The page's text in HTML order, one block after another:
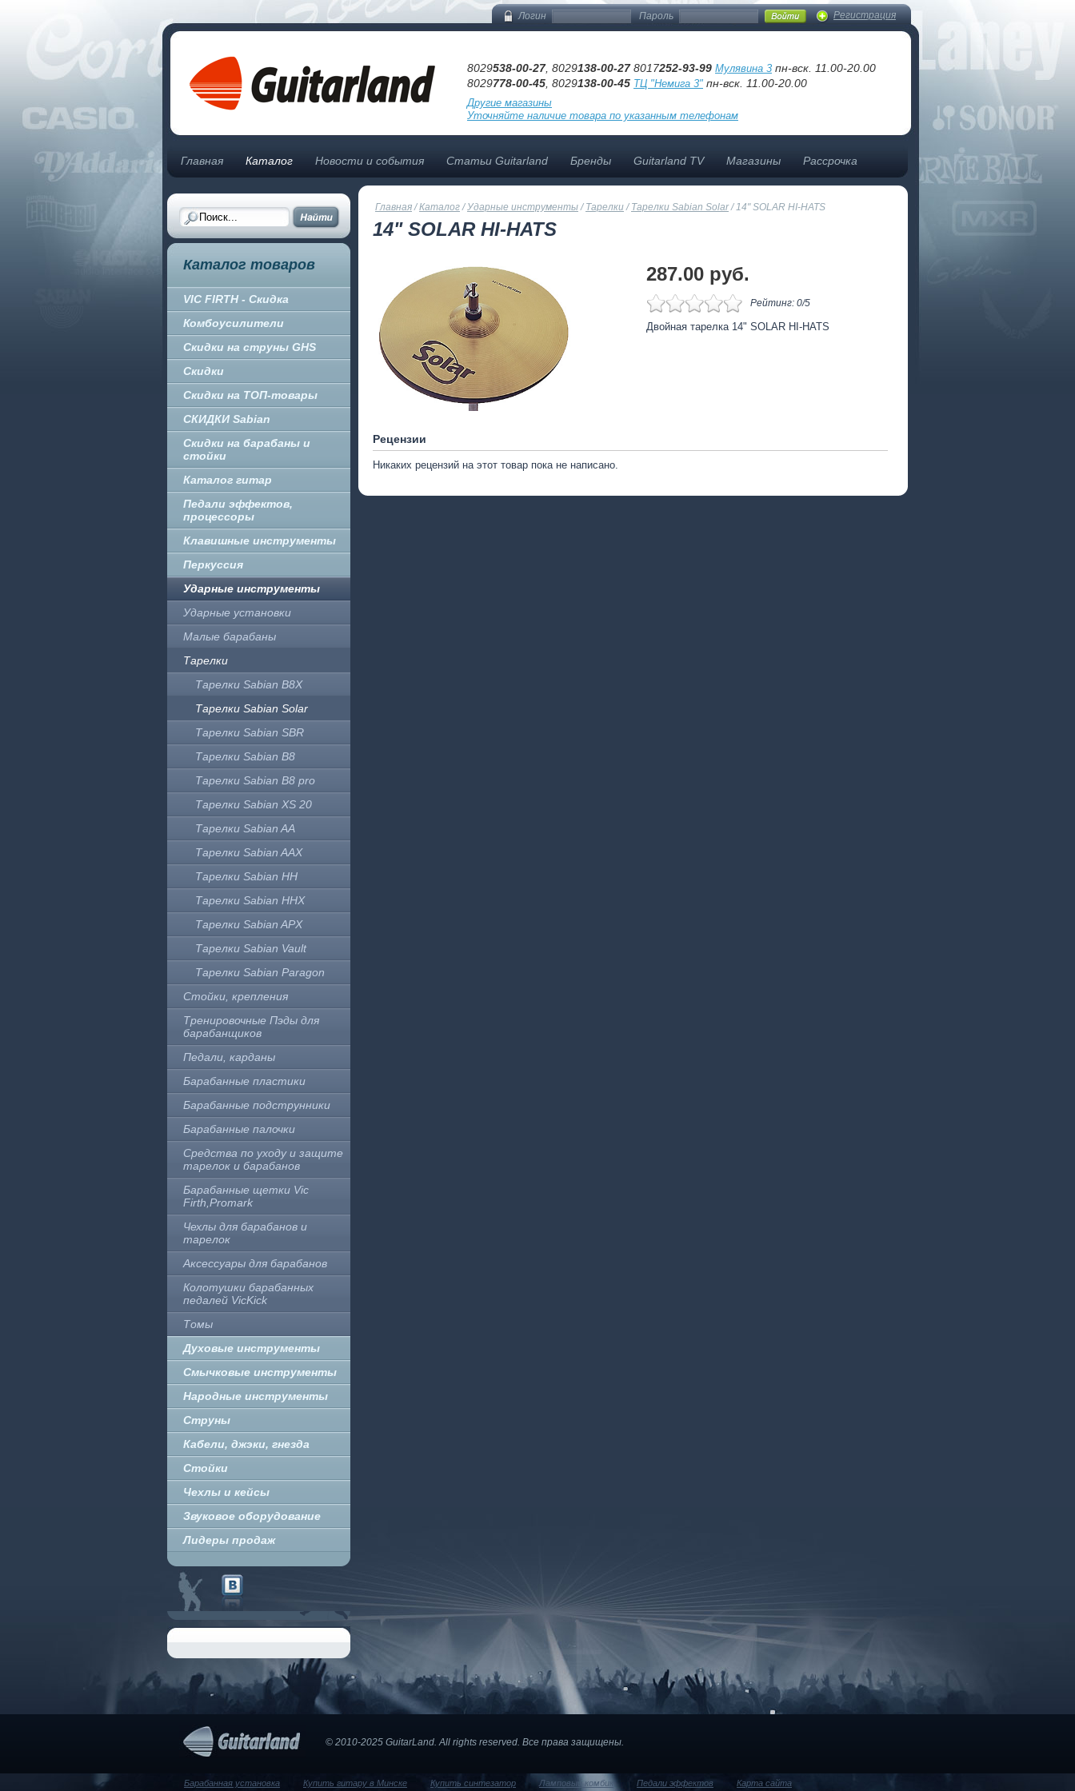
Логин Пароль Регистрация
8029538-00-27, 8029138-00-278017252-93-99 Мулявина 3 пн-вск. 11.00-20.00
8029778-00-45 , 8029138-00-45 ТЦ "Немига 3" пн-вск. 11.00-20.00
Другие магазины
Уточняйте наличие товара по указанным телефонам
Главная Каталог Новости и события Статьи Guitarland Бренды Guitarland TV Магазины Рассрочка
Каталог товаров
VIC FIRTH - Скидка
Комбоусилители
Скидки на струны GHS
Скидки
Скидки на ТОП-товары
СКИДКИ Sabian
Скидки на барабаны и
стойки
Каталог гитар
Педали эффектов,
процессоры
Клавишные инструменты
Перкуссия
Ударные инструменты
Ударные установки
Малые барабаны
Тарелки
Тарелки Sabian B8X
Тарелки Sabian Solar
Тарелки Sabian SBR
Тарелки Sabian B8
Тарелки Sabian B8 pro
Тарелки Sabian XS 20
Тарелки Sabian AA
Тарелки Sabian AAX
Тарелки Sabian HH
Тарелки Sabian HHX
Тарелки Sabian APX
Тарелки Sabian Vault
Тарелки Sabian Paragon
Стойки, крепления
Тренировочные Пэды для
барабанщиков
Педали, карданы
Барабанные пластики
Барабанные подструнники
Барабанные палочки
Средства по уходу и защите
тарелок и барабанов
Барабанные щетки Vic
Firth,Promark
Чехлы для барабанов и
тарелок
Аксессуары для барабанов
Колотушки барабанных
педалей VicKick
Томы
Духовые инструменты
Смычковые инструменты
Народные инструменты
Струны
Кабели, джэки, гнезда
Стойки
Чехлы и кейсы
Звуковое оборудование
Лидеры продаж
Главная/Каталог/Ударные инструменты/ Тарелки/ Тарелки Sabian Solar/14" SOLAR HI-HATS
14" SOLAR HI-HATS
287.00 pуб.
Рейтинг: 0/5
Двойная тарелка 14" SOLAR HI-HATS
Рецензии
Никаких рецензий на этот товар пока не написано.
© 2010-2025 GuitarLand. Аll rights reserved. Все права защищены.
Барабанная установка Купить гитару в Минске Купить синтезатор Ламповый комбик Педали эффектов Карта сайта